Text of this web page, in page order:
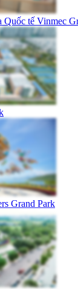
tế Vinmec
Grand Park